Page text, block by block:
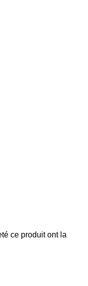
ce produit ont la